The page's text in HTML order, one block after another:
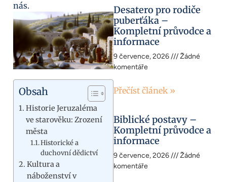
nás.
Obsah
Historie Jeruzaléma
ve starověku: Zrození
města
Historické a
duchovní dědictví
Kultura a
náboženství v
Desatero pro rodiče
puberťáka –
Kompletní průvodce a
informace
9 července, 2026
Žádné
komentáře
Přečíst článek »
Biblické postavy –
Kompletní průvodce a
informace
9 července, 2026
Žádné
komentáře